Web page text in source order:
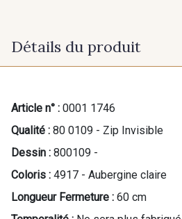
Détails du produit
Article n° : 0001 1746
Qualité : 80 0109 - Zip Invisible
Dessin : 800109 -
Coloris : 4917 - Aubergine claire
Longueur Fermeture : 60 cm